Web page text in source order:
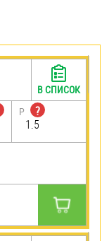
P
?
1.5
В СПИСОК